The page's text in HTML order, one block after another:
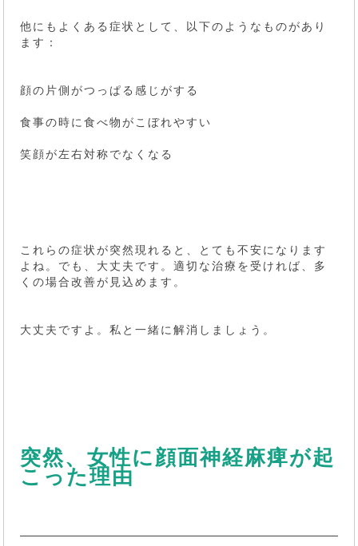
他にもよくある症状として、以下のようなものがあり
ます：
顔の片側がつっぱる感じがする
食事の時に食べ物がこぼれやすい
笑顔が左右対称でなくなる
これらの症状が突然現れると、とても不安になります
よね。でも、大丈夫です。適切な治療を受ければ、多
くの場合改善が見込めます。
大丈夫ですよ。私と一緒に解消しましょう。
突然、女性に顔面神経麻痺が起
こった理由